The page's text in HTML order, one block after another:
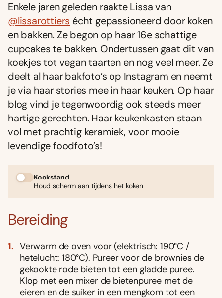
Enkele jaren geleden raakte Lissa van
@lissarottiers écht gepassioneerd door koken
en bakken. Ze begon op haar 16e schattige
cupcakes te bakken. Ondertussen gaat dit van
koekjes tot vegan taarten en nog veel meer. Ze
deelt al haar bakfoto’s op Instagram en neemt
je via haar stories mee in haar keuken. Op haar
blog vind je tegenwoordig ook steeds meer
hartige gerechten. Haar keukenkasten staan
vol met prachtig keramiek, voor mooie
levendige foodfoto’s!
Kookstand
Houd scherm aan tijdens het koken
Bereiding
Verwarm de oven voor (elektrisch: 190°C /
hetelucht: 180°C). Pureer voor de brownies de
gekookte rode bieten tot een gladde puree.
Klop met een mixer de bietenpuree met de
eieren en de suiker in een mengkom tot een